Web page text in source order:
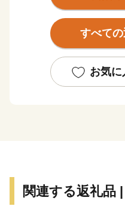
する誇り高き特産品や江
城番屋敷、国内最大の船
れ、多くの歴史街道が
できる」「働く場がある
いまちだと感じることの
すべて
お気に
関連する返礼品